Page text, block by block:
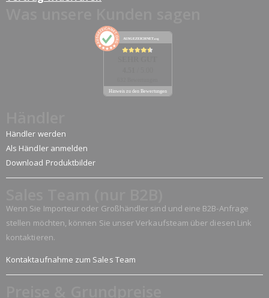
AUSGEZEICHNET.org
Hinweis zu den Bewertungen
Händler werden
Als Händler anmelden
Download Produktbilder
Wenn Sie Importeur oder Großhändler sind und eine B2B-Anfrage
stellen möchten, können Sie unser Verkaufsteam über diesen Link
kontaktieren.
Kontaktaufnahme zum Sales Team